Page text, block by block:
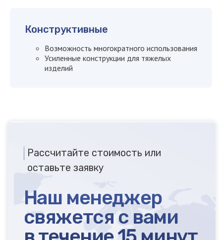
Конструктивные
Возможность многократного использования
Усиленные конструкции для тяжелых
изделий